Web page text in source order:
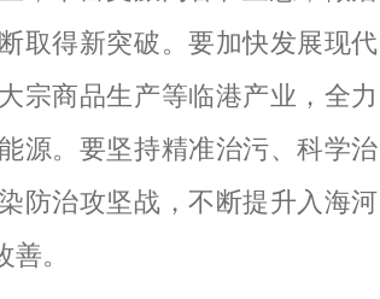
取得新突破。要加快发展现代
宗商品生产等临港产业，全力
源。要坚持精准治污、科学治
防治攻坚战，不断提升入海河
。